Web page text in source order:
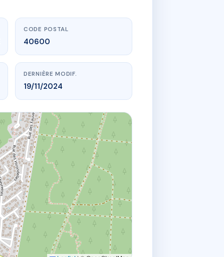
CODE POSTAL
40600
DERNIÈRE MODIF.
19/11/2024